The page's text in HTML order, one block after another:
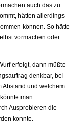
auch das zu
hätten allerdings
können. So hätte
vormachen oder
erfolgt, dann müßte
denkbar, bei
Abstand und welchem
man
Ausprobieren die
könnte.